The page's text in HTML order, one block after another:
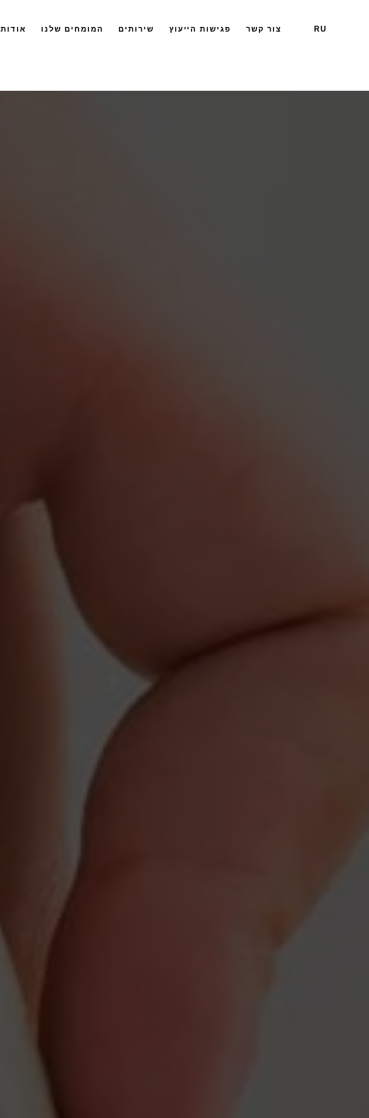
אודות המומחים שלנו שירותים פגישות הייעוץ צור קשר RU